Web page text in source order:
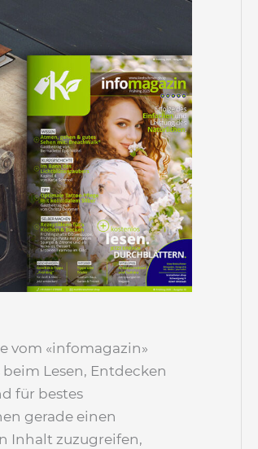
vom «infomagazin»
Lesen, Entdecken
für bestes
gerade einen
Inhalt zuzugreifen,